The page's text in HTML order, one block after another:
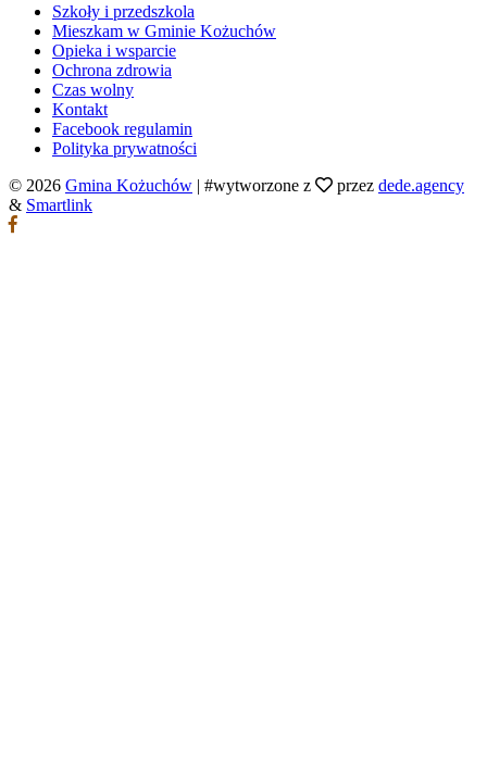
Szkoły i przedszkola
Mieszkam w Gminie Kożuchów
Opieka i wsparcie
Ochrona zdrowia
Czas wolny
Kontakt
Facebook regulamin
Polityka prywatności
© 2026 Gmina Kożuchów | #wytworzone z przez dede.agency
& Smartlink